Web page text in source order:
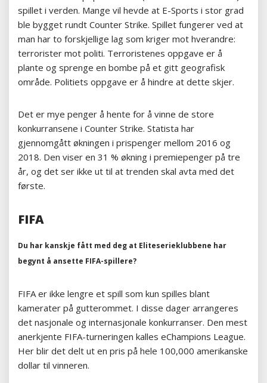
spillet i verden. Mange vil hevde at E-Sports i stor grad
ble bygget rundt Counter Strike. Spillet fungerer ved at
man har to forskjellige lag som kriger mot hverandre:
terrorister mot politi. Terroristenes oppgave er å
plante og sprenge en bombe på et gitt geografisk
område. Politiets oppgave er å hindre at dette skjer.
Det er mye penger å hente for å vinne de store
konkurransene i Counter Strike. Statista har
gjennomgått økningen i prispenger mellom 2016 og
2018. Den viser en 31 % økning i premiepenger på tre
år, og det ser ikke ut til at trenden skal avta med det
første.
FIFA
Du har kanskje fått med deg at Eliteserieklubbene har
begynt å ansette FIFA-spillere?
FIFA er ikke lengre et spill som kun spilles blant
kamerater på gutterommet. I disse dager arrangeres
det nasjonale og internasjonale konkurranser. Den mest
anerkjente FIFA-turneringen kalles eChampions League.
Her blir det delt ut en pris på hele 100,000 amerikanske
dollar til vinneren.